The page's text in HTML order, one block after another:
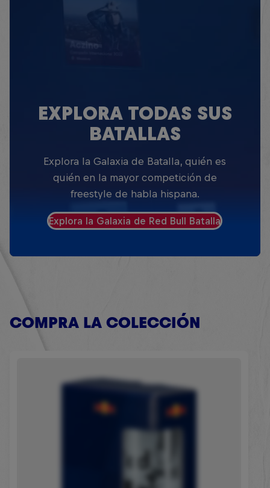
EXPLORA TODAS SUS
BATALLAS
Explora la Galaxia de Batalla, quién es
quién en la mayor competición de
freestyle de habla hispana.
Explora la Galaxia de Red Bull Batalla
COMPRA LA COLECCIÓN